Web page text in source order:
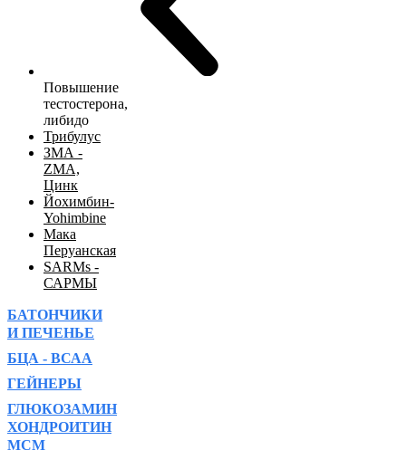
Повышение
тестостерона,
либидо
Трибулус
ЗМА -
ZMA,
Цинк
Йохимбин-
Yohimbine
Мака
Перуанская
SARMs -
САРМЫ
БАТОНЧИКИ
И ПЕЧЕНЬЕ
БЦА - ВСАА
ГЕЙНЕРЫ
ГЛЮКОЗАМИН
ХОНДРОИТИН
МСМ